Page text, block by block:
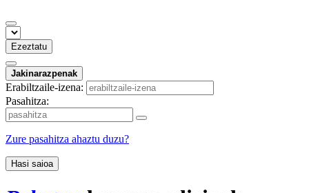
Ezeztatu
Jakinarazpenak
Erabiltzaile-izena:
Pasahitza:
Zure pasahitza ahaztu duzu?
Hasi saioa